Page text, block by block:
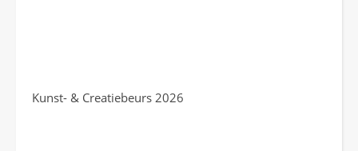
Kunst- & Creatiebeurs 2026